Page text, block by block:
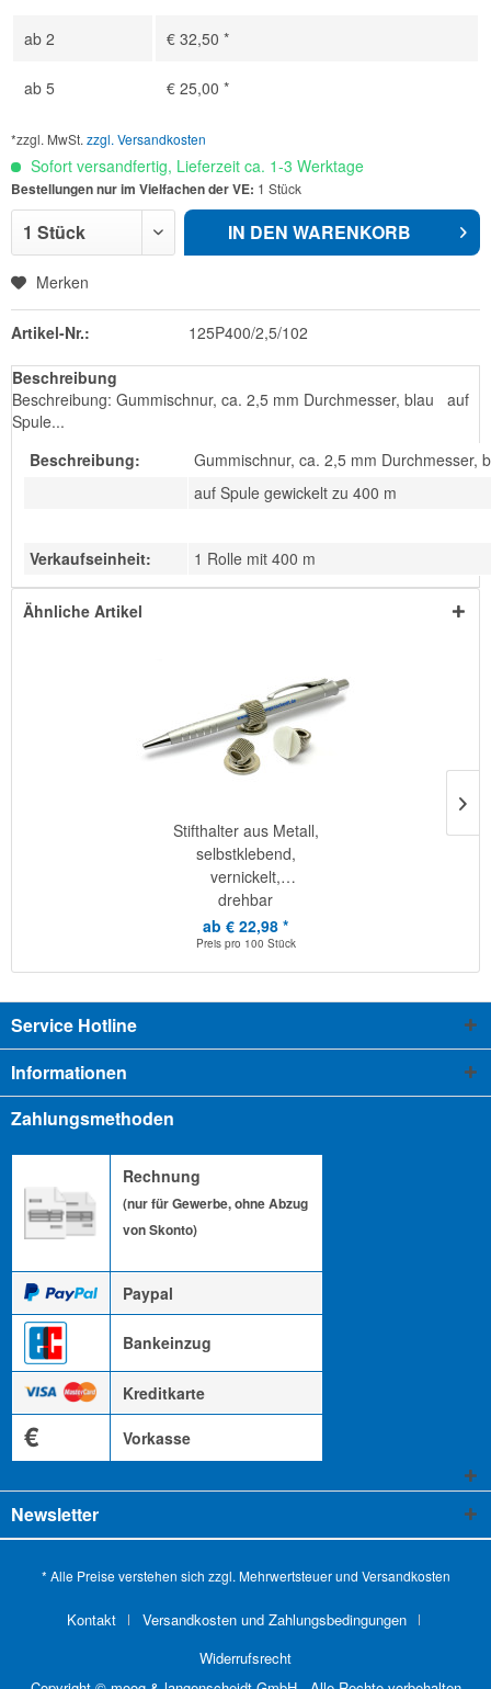
ab 2 € 32,50 *
ab 5 € 25,00 *
*zzgl. MwSt. zzgl. Versandkosten
Sofort versandfertig, Lieferzeit ca. 1-3 Werktage
Bestellungen nur im Vielfachen der VE: 1 Stück
IN DEN WARENKORB
Merken
Artikel-Nr.: 125P400/2,5/102
Beschreibung
Beschreibung: Gummischnur, ca. 2,5 mm Durchmesser, blau auf
Spule...
Beschreibung:
Gummischnur, ca. 2,5 mm Durchmesser,
auf Spule gewickelt zu 400 m
Verkaufseinheit: 1 Rolle mit 400 m
Ähnliche Artikel
Stifthalter aus Metall,
selbstklebend,
vernickelt,
drehbar
ab € 22,98 *
Preis pro 100 Stück
Service Hotline
Informationen
Zahlungsmethoden
Rechnung
(nur für Gewerbe, ohne Abzug
von Skonto)
Paypal
Bankeinzug
Kreditkarte
€ Vorkasse
Newsletter
* Alle Preise verstehen sich zzgl. Mehrwertsteuer und Versandkosten
Kontakt
Versandkosten und Zahlungsbedingungen
Widerrufsrecht